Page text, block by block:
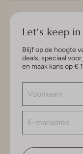
Let's keep
Blijf op de hoogte
deals, speciaal
en maak kans op €